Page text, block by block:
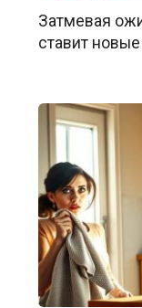
Затмевая
ставит